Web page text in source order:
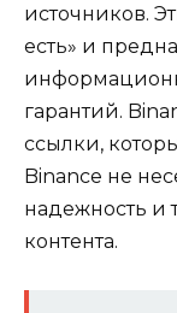
источников.
есть» и
гарантий.
ссылки,
Binance не
надежность и
контента.